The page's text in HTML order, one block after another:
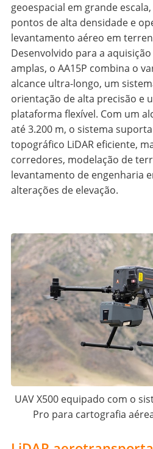
geoespacial em grande
pontos de alta densidade e
levantamento aéreo em
Desenvolvido para a
amplas, o AA15P combina o
alcance ultra-longo, um
orientação de alta precisão e
plataforma flexível. Com um
até 3.200 m, o sistema
topográfico LiDAR eficiente,
corredores, modelação de
levantamento de engenharia
alterações de elevação.
UAV X500 equipado com o
Pro para cartografia